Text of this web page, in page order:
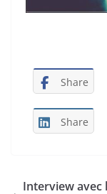
Share
Share
Interview avec